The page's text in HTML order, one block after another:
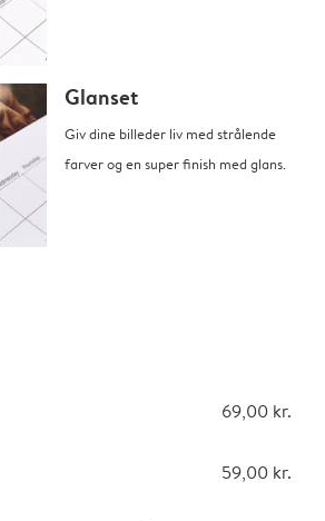
Glanset
Giv dine billeder liv med strålende
farver og en super finish med glans.
69,00 kr.
59,00 kr.